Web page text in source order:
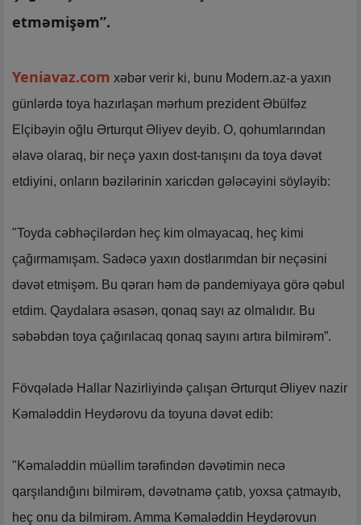
etməmişəm”.
Yeniavaz.com xəbər verir ki, bunu Modern.az-a yaxın
günlərdə toya hazırlaşan mərhum prezident Əbülfəz
Elçibəyin oğlu Ərturqut Əliyev deyib. O, qohumlarından
əlavə olaraq, bir neçə yaxın dost-tanışını da toya dəvət
etdiyini, onların bəzilərinin xaricdən gələcəyini söyləyib:
"Toyda cəbhəçilərdən heç kim olmayacaq, heç kimi
çağırmamışam. Sadəcə yaxın dostlarımdan bir neçəsini
dəvət etmişəm. Bu qərarı həm də pandemiyaya görə qəbul
etdim. Qaydalara əsasən, qonaq sayı az olmalıdır. Bu
səbəbdən toya çağırılacaq qonaq sayını artıra bilmirəm”.
Fövqəladə Hallar Nazirliyində çalışan Ərturqut Əliyev nazir
Kəmaləddin Heydərovu da toyuna dəvət edib:
"Kəmaləddin müəllim tərəfindən dəvətimin necə
qarşılandığını bilmirəm, dəvətnamə çatıb, yoxsa çatmayıb,
heç onu da bilmirəm. Amma Kəmaləddin Heydərovun